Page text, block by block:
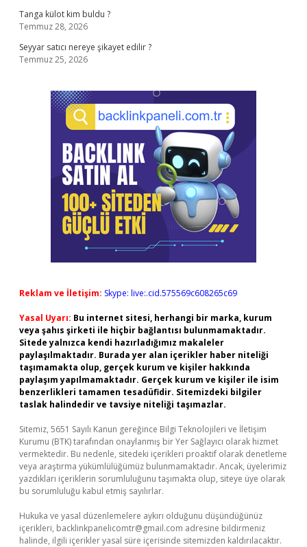
Tanga külot kim buldu ?
Temmuz 28, 2026
Seyyar satıcı nereye şikayet edilir ?
Temmuz 25, 2026
Reklam ve İletişim: Skype: live:.cid.575569c608265c69
Yasal Uyarı: Bu internet sitesi, herhangi bir marka, kurum
veya şahıs şirketi ile hiçbir bağlantısı bulunmamaktadır.
Sitede yalnızca kendi hazırladığımız makaleler
paylaşılmaktadır. Burada yer alan içerikler haber niteliği
taşımamakta olup, gerçek kurum ve kişiler hakkında
paylaşım yapılmamaktadır. Gerçek kurum ve kişiler ile isim
benzerlikleri tamamen tesadüfidir. Sitemizdeki bilgiler
taslak halindedir ve tavsiye niteliği taşımazlar.
Sitemiz, 5651 Sayılı Kanun gereğince Bilgi Teknolojileri ve İletişim
Kurumu (BTK) tarafından onaylanmış bir Yer Sağlayıcı olarak hizmet
vermektedir. Bu nedenle, sitedeki içerikleri proaktif olarak denetleme
veya araştırma yükümlülüğümüz bulunmamaktadır. Ancak, üyelerimiz
yazdıkları içeriklerin sorumluluğunu taşımakta olup, siteye üye olarak
bu sorumluluğu kabul etmiş sayılırlar.
Hukuka ve yasal düzenlemelere aykırı olduğunu düşündüğünüz
içerikleri, backlinkpanelicomtr@gmail.com adresine bildirmeniz
halinde, ilgili içerikler yasal süre içerisinde sitemizden kaldırılacaktır.